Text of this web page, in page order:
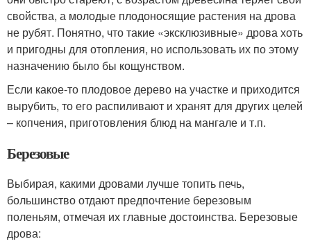
свойства, а молодые плодоносящие растения на дрова
не рубят. Понятно, что такие «эксклюзивные» дрова хоть
и пригодны для отопления, но использовать их по этому
назначению было бы кощунством.
Если какое-то плодовое дерево на участке и приходится
вырубить, то его распиливают и хранят для других целей
– копчения, приготовления блюд на мангале и т.п.
Березовые
Выбирая, какими дровами лучше топить печь,
большинство отдают предпочтение березовым
поленьям, отмечая их главные достоинства. Березовые
дрова: